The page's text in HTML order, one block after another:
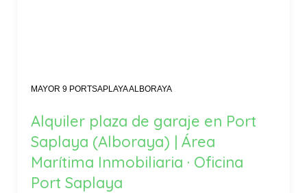
MAYOR 9 PORTSAPLAYA ALBORAYA
Alquiler plaza de garaje en Port
Saplaya (Alboraya) | Área
Marítima Inmobiliaria · Oficina
Port Saplaya